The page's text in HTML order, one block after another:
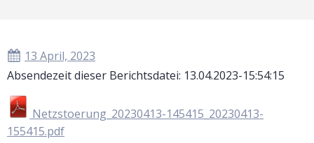
13 April, 2023
Absendezeit dieser Berichtsdatei: 13.04.2023-15:54:15
Netzstoerung_20230413-145415_20230413-
155415.pdf